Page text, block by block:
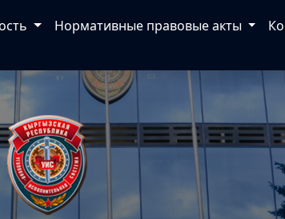
Нормативные правовые акты